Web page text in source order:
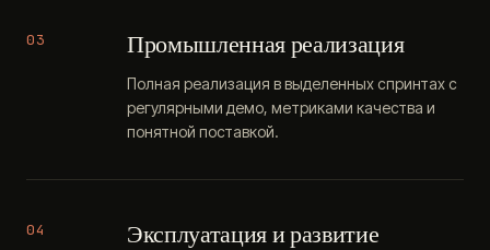
03 Промышленная реализация
Полная реализация в выделенных спринтах с
регулярными демо, метриками качества и
понятной поставкой.
04 Эксплуатация и развитие